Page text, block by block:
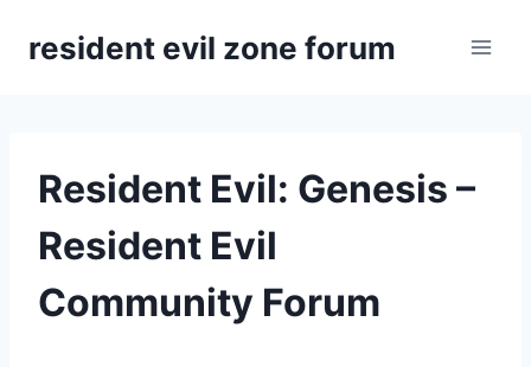
Inhaltresident evil zone forum
Resident Evil: Genesis –
Resident Evil
Community Forum